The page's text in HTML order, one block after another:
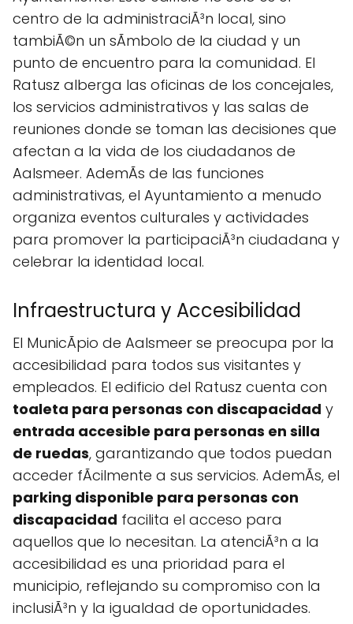
centro de la administraciÃ³n local, sino
tambiÃ©n un sÃ­mbolo de la ciudad y un
punto de encuentro para la comunidad. El
Ratusz alberga las oficinas de los concejales,
los servicios administrativos y las salas de
reuniones donde se toman las decisiones que
afectan a la vida de los ciudadanos de
Aalsmeer. AdemÃs de las funciones
administrativas, el Ayuntamiento a menudo
organiza eventos culturales y actividades
para promover la participaciÃ³n ciudadana y
celebrar la identidad local.
Infraestructura y Accesibilidad
El MunicÃ­pio de Aalsmeer se preocupa por la
accesibilidad para todos sus visitantes y
empleados. El edificio del Ratusz cuenta con
toaleta para personas con discapacidad y
entrada accesible para personas en silla
de ruedas, garantizando que todos puedan
acceder fÃcilmente a sus servicios. AdemÃs, el
parking disponible para personas con
discapacidad facilita el acceso para
aquellos que lo necesitan. La atenciÃ³n a la
accesibilidad es una prioridad para el
municipio, reflejando su compromiso con la
inclusiÃ³n y la igualdad de oportunidades.